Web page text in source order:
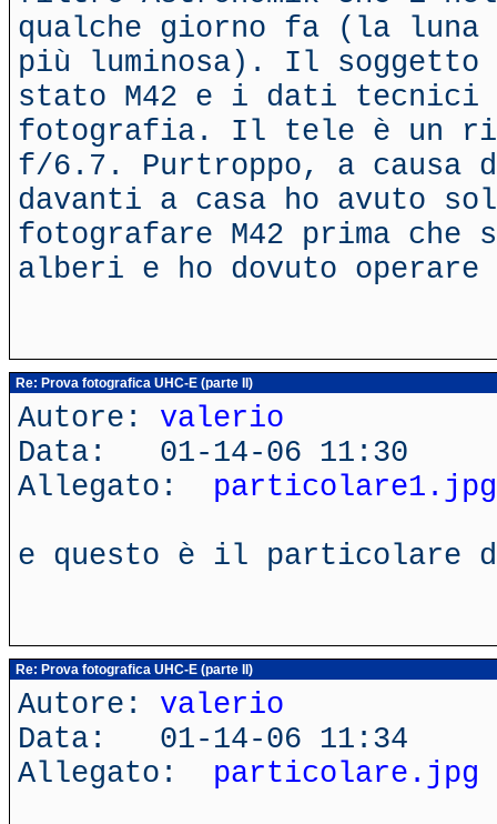
qualche giorno fa (la luna
più luminosa). Il soggetto
stato M42 e i dati
fotografia. Il tele è un
f/6.7. Purtroppo, a causa
davanti a casa ho avuto
fotografare M42 prima
alberi e ho dovuto operare
Re: Prova fotografica UHC-E (parte II)
Autore: valerio
Data: 01-14-06 11:30
Allegato: particolare1.jpg
e questo è il particolare
Re: Prova fotografica UHC-E (parte II)
Autore: valerio
Data: 01-14-06 11:34
Allegato: particolare.jpg